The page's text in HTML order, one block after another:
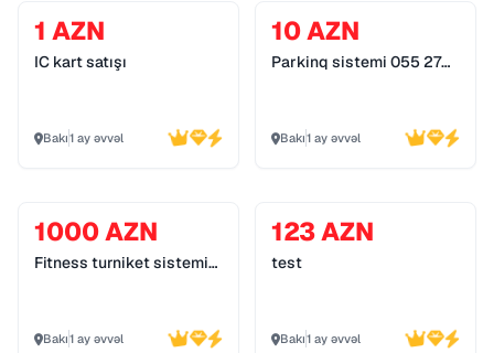
1 AZN
IC kart satışı
Bakı1 ay əvvəl
10 AZN
Parkinq sistemi 055 272
Bakı1 ay əvvəl
1000 AZN
Fitness turniket sistemi
Bakı1 ay əvvəl
123 AZN
test
Bakı1 ay əvvəl